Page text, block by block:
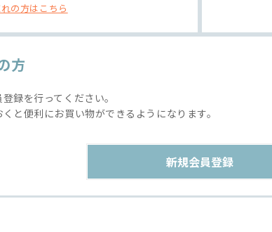
の方はこちら
方
録を行ってください。
と便利にお買い物ができるようになります。